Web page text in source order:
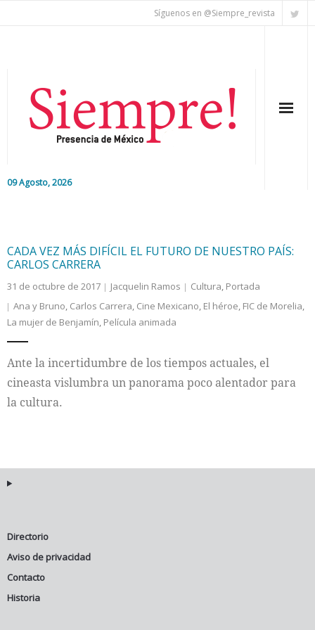
Síguenos en @Siempre_revista
09 Agosto, 2026
Colaboradores
Cultura
CADA VEZ MÁS DIFÍCIL EL FUTURO DE NUESTRO PAÍS:
CARLOS CARRERA
31 de octubre de 2017 Jacquelin Ramos Cultura, Portada
Ana y Bruno, Carlos Carrera, Cine Mexicano, El héroe, FIC de Morelia,
La mujer de Benjamín, Película animada
Ante la incertidumbre de los tiempos actuales, el
cineasta vislumbra un panorama poco alentador para
la cultura.
Directorio
Aviso de privacidad
Contacto
Historia